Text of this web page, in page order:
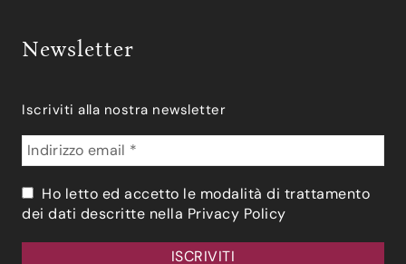
Newsletter
Iscriviti alla nostra newsletter
Ho letto ed accetto le modalità di trattamento
dei dati descritte nella Privacy Policy